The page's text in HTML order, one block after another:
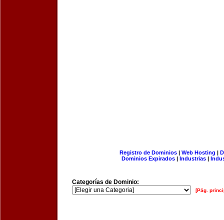
Registro de Dominios| Web Hosting |
Dominios Expirados | Industrias |
Categorías de Dominio:
[Pág.